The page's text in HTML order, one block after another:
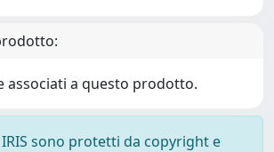
associati a questo prodotto.
sono protetti da copyright e